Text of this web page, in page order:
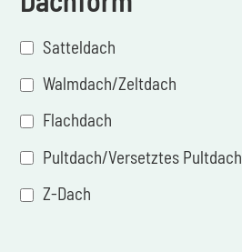
Satteldach
Walmdach/Zeltdach
Flachdach
Pultdach/Versetztes Pultdach
Z-Dach